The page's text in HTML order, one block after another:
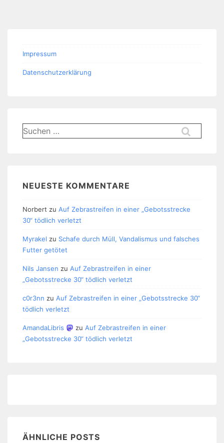
Impressum
Datenschutzerklärung
Suchen
nach:
NEUESTE KOMMENTARE
Norbert zu Auf Zebrastreifen in einer „Gebotsstrecke
30“ tödlich verletzt
Myrakel zu Schafe durch Müll, Vandalismus und falsches
Futter getötet
Nils Jansen zu Auf Zebrastreifen in einer
„Gebotsstrecke 30“ tödlich verletzt
c0r3nn zu Auf Zebrastreifen in einer „Gebotsstrecke 30“
tödlich verletzt
AmandaLibris zu Auf Zebrastreifen in einer
„Gebotsstrecke 30“ tödlich verletzt
ÄHNLICHE POSTS